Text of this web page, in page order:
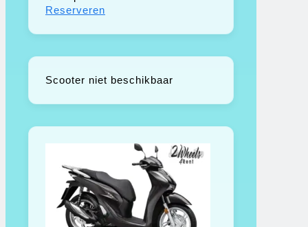
Reserveren
Scooter niet beschikbaar